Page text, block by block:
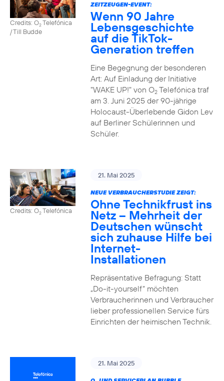
Credits: O2Telefónica
/ Till Budde
ZEITZEUGEN-EVENT:
Wenn 90 Jahre
Lebensgeschichte
auf die TikTok-
Generation treffen
Eine Begegnung der besonderen
Art: Auf Einladung der Initiative
"WAKE UP!" von O2Telefónica traf
am 3. Juni 2025 der 90-jährige
Holocaust-Überlebende Gidon Lev
auf Berliner Schülerinnen und
Schüler.
Credits: O2Telefónica
21. Mai 2025
NEUE VERBRAUCHERSTUDIE ZEIGT:
Ohne Technikfrust ins
Netz – Mehrheit der
Deutschen wünscht
sich zuhause Hilfe bei
Internet-
Installationen
Repräsentative Befragung: Statt
„Do-it-yourself“ möchten
Verbraucherinnen und Verbraucher
lieber professionellen Service fürs
Einrichten der heimischen Technik.
21. Mai 2025